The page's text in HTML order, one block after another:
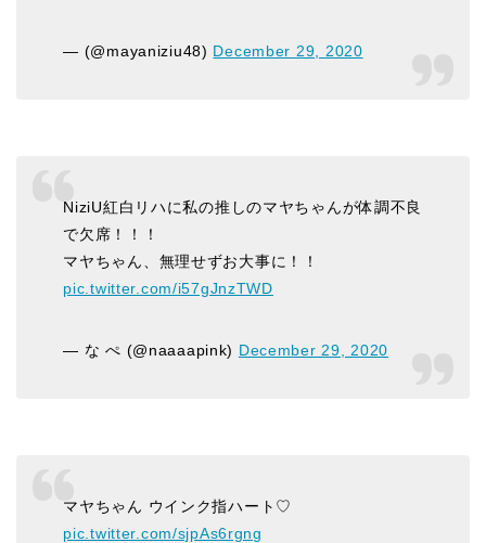
— (@mayaniziu48) December 29, 2020
NiziU紅白リハに私の推しのマヤちゃんが体調不良
で欠席！！！
マヤちゃん、無理せずお大事に！！
pic.twitter.com/i57gJnzTWD
— な ぺ (@naaaapink) December 29, 2020
マヤちゃん ウインク指ハート♡
pic.twitter.com/sjpAs6rgng